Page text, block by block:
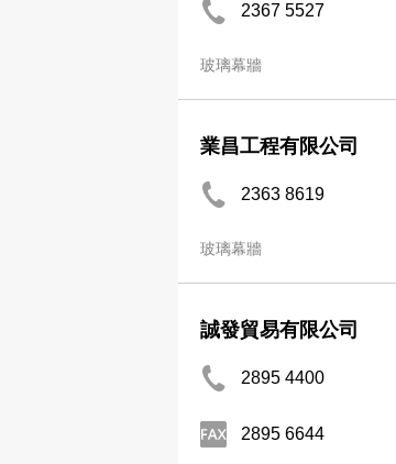
2367 5527
玻璃幕牆
業昌工程有限公司
2363 8619
玻璃幕牆
誠發貿易有限公司
2895 4400
2895 6644